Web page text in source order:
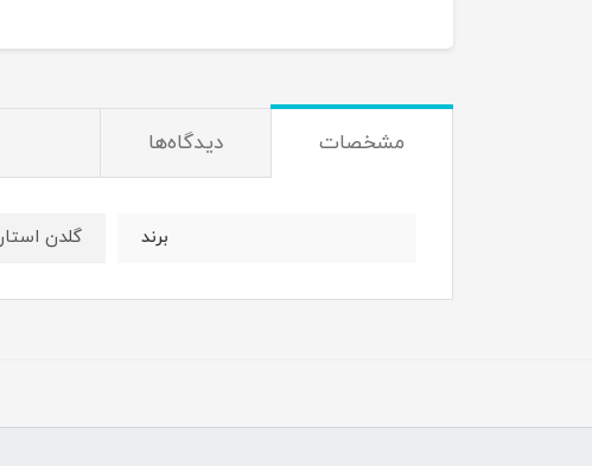
مشخصات دیدگاه‌ها
برند گلدن استار